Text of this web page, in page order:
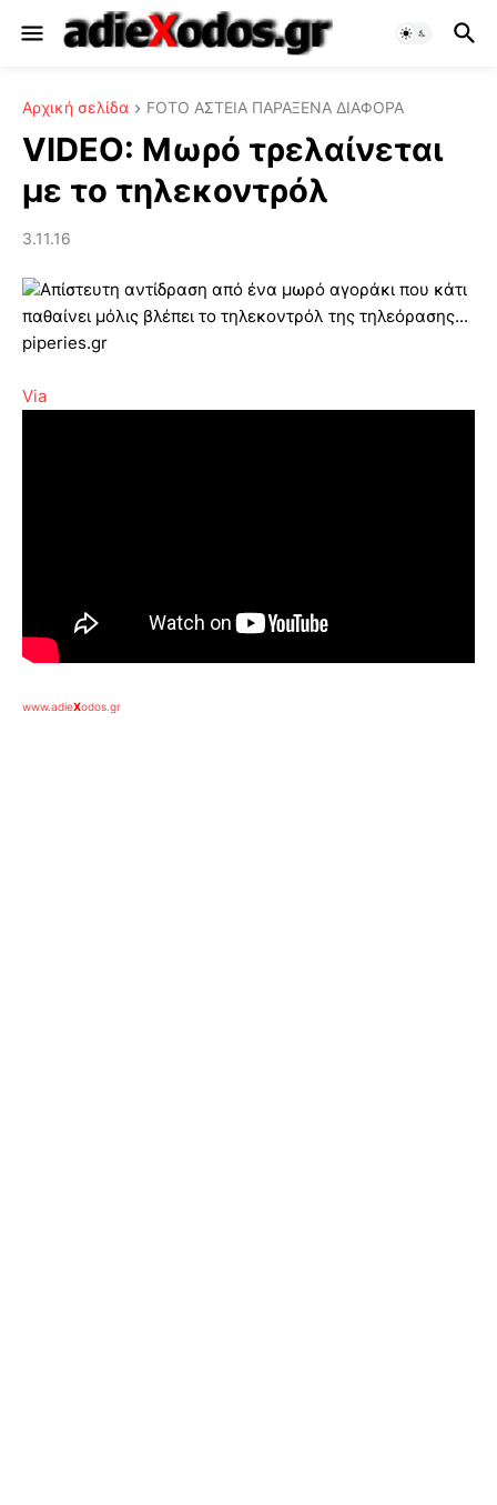
Αρχική σελίδα FOTO ΑΣΤΕΙΑ ΠΑΡΑΞΕΝΑ ΔΙΑΦΟΡΑ
VIDEO: Μωρό τρελαίνεται
με το τηλεκοντρόλ
3.11.16
Απίστευτη αντίδραση από ένα μωρό αγοράκι που κάτι
παθαίνει μόλις βλέπει το τηλεκοντρόλ της τηλεόρασης...
piperies.gr
Via
www.adieXodos.gr